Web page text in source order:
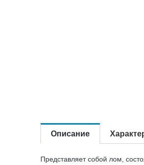
Описание
Представляет собой лом,